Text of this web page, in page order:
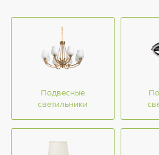
Подвесные
светильники